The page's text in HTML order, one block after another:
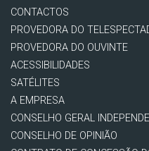
CONTACTOS
PROVEDORA DO
PROVEDORA DO OUVINTE
ACESSIBILIDADES
SATÉLITES
A EMPRESA
CONSELHO GERAL
CONSELHO DE OPINIÃO